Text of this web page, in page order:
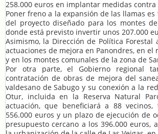
258.000 euros en implantar medidas contra
Poner freno a la expansión de las llamas
del proyecto diseñado para los montes
donde está previsto invertir unos 207.000
Asimismo, la Dirección de Política Forestal
actuaciones de mejora en Panondres, en el
y en los montes comunales de la zona de
Por otra parte, el Gobierno regional
contratación de obras de mejora del
valdesano de Sabugo y su conexión a la
Otur, incluida en la Reserva Natural
actuación, que beneficiará a 88
556.000 euros y un plazo de ejecución de
presupuesto cercano a los 396.000 euros,